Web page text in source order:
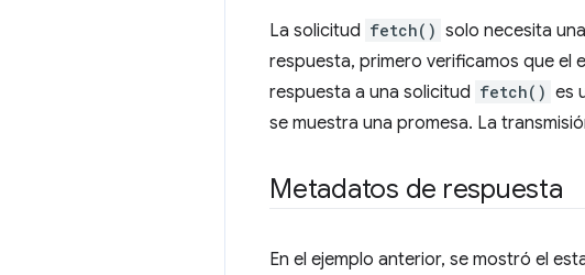
La solicitud fetch() solo necesita
respuesta, primero verificamos que el
respuesta a una solicitud fetch() es
se muestra una promesa. La
Metadatos de respuesta
En el ejemplo anterior, se mostró el